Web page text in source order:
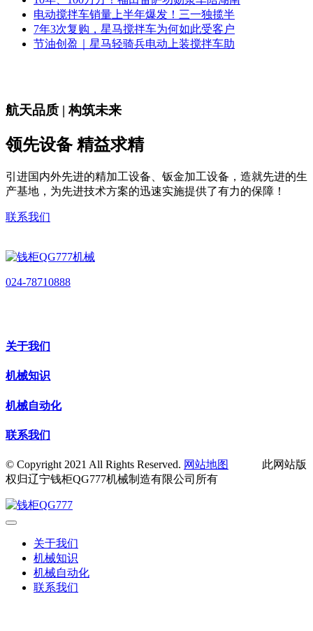
电动搅拌车销量上半年爆发！三一独揽半
7年3次复购，星马搅拌车为何如此受客户
节油创盈｜星马轻骑兵电动上装搅拌车助
航天品质 | 构筑未来
领先设备 精益求精
引进国内外先进的精加工设备、钣金加工设备，造就先进的生
产基地，为先进技术方案的迅速实施提供了有力的保障！
联系我们
024-78710888
关于我们
机械知识
机械自动化
联系我们
© Copyright 2021 All Rights Reserved. 网站地图
此网站版
权归辽宁钱柜QG777机械制造有限公司所有
关于我们
机械知识
机械自动化
联系我们